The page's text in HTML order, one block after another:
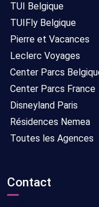
TUI Belgique
TUIFly Belgique
Pierre et Vacances
Leclerc Voyages
Center Parcs
Center Parcs France
Disneyland Paris
Résidences Nemea
Toutes les Agences
Contact